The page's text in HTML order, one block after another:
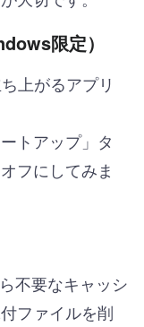
限定）
上がるアプリ
トアップ」タ
フにしてみま
不要なキャッシ
ファイルを削